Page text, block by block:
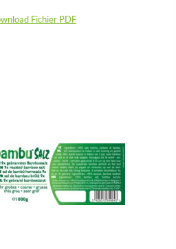
Fichier PDF